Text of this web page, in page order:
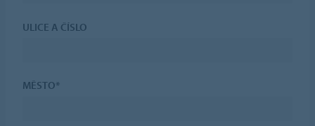
ULICE A ČÍSLO
MĚSTO*